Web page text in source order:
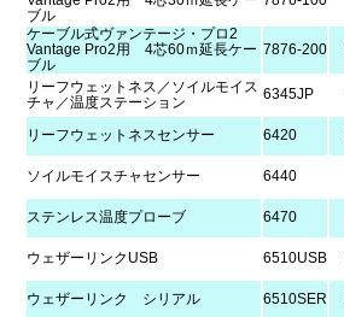
ブル
ケーブル式ヴァンテージ・プロ2
Vantage Pro2用 4芯60ｍ延長ケー
ブル
7876-200
リーフウェットネス／ソイルモイス
チャ／温度ステーション
6345JP
リーフウェットネスセンサー 6420
ソイルモイスチャセンサー 6440
ステンレス温度プローブ 6470
ウェザーリンクUSB 6510USB
ウェザーリンク シリアル
6510SER